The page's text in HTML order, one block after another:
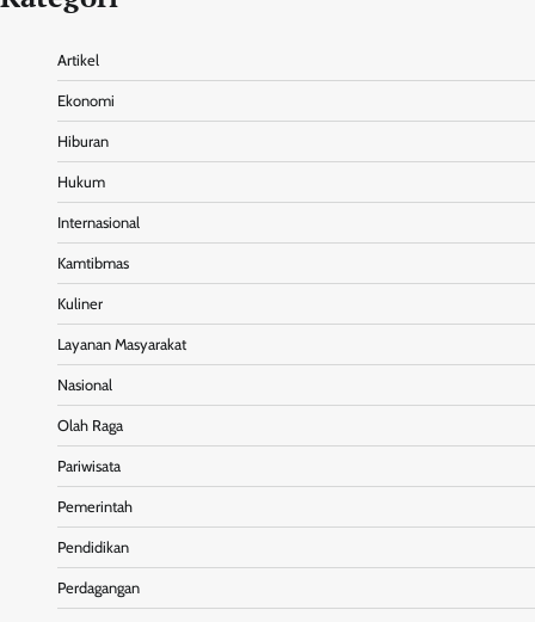
Artikel
Ekonomi
Hiburan
Hukum
Internasional
Kamtibmas
Kuliner
Layanan Masyarakat
Nasional
Olah Raga
Pariwisata
Pemerintah
Pendidikan
Perdagangan